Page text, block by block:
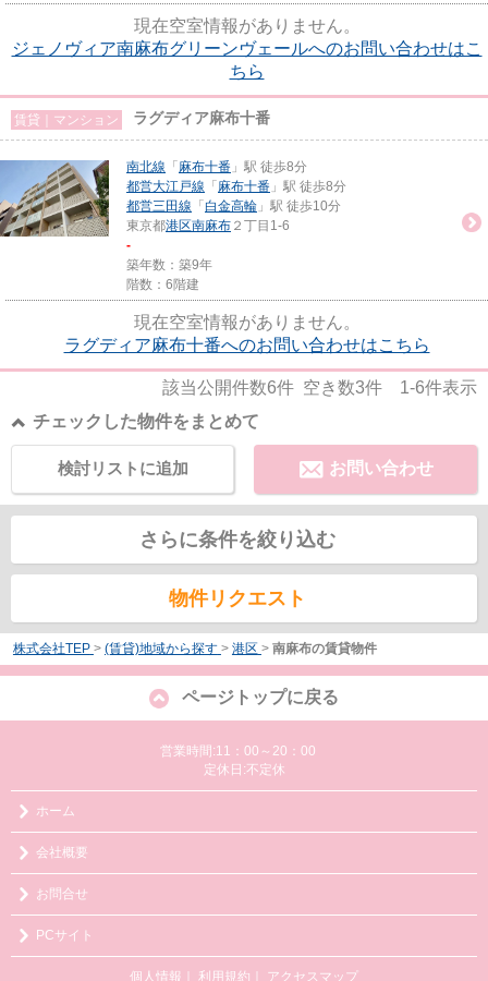
現在空室情報がありません。
ジェノヴィア南麻布グリーンヴェールへのお問い合わせはこ
ちら
賃貸｜マンション ラグディア麻布十番
南北線 「 麻布十番 」駅 徒歩8分
都営大江戸線 「 麻布十番 」駅 徒歩8分
都営三田線 「 白金高輪 」駅 徒歩10分
東京都港区南麻布 ２丁目1-6
-
築年数：築9年
階数：6階建
現在空室情報がありません。
ラグディア麻布十番へのお問い合わせはこちら
該当公開件数6件 空き数3件 1-6件表示
チェックした物件をまとめて
お問い合わせ
検討リストに追加
さらに条件を絞り込む
物件リクエスト
株式会社TEP > (賃貸)地域から探す > 港区 > 南麻布の賃貸物件
ページトップに戻る
営業時間:11：00～20：00
定休日:不定休
ホーム
会社概要
お問合せ
PCサイト
個人情報 利用規約 アクセスマップ